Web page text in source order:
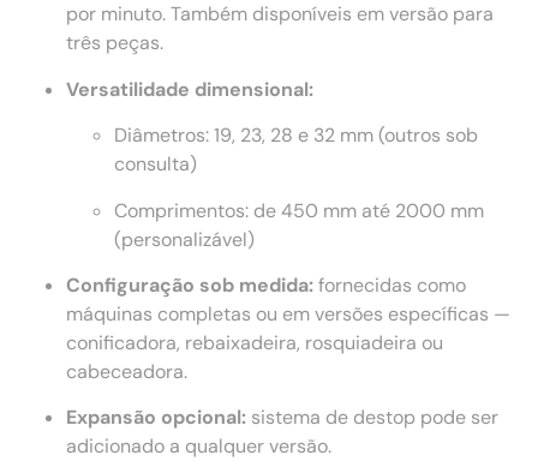
por minuto. Também disponíveis em versão para
três peças.
Versatilidade dimensional:
Diâmetros: 19, 23, 28 e 32 mm (outros sob
consulta)
Comprimentos: de 450 mm até 2000 mm
(personalizável)
Configuração sob medida:fornecidas como
máquinas completas ou em versões específicas —
conificadora, rebaixadeira, rosquiadeira ou
cabeceadora.
Expansão opcional: sistema de destop pode ser
adicionado a qualquer versão.